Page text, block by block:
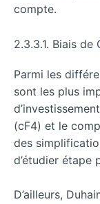
compte.
2.3.3.1. Biais
Parmi les
sont les plus
(cF4) et le
des
d’étudier étape
D’ailleurs,